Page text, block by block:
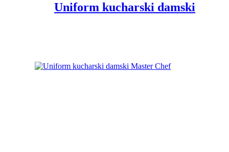
Uniform kucharski damski